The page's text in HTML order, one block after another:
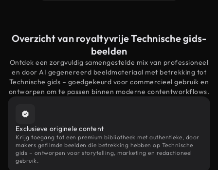
Overzicht van royaltyvrije Technische gids-
beelden
Ontdek een zorgvuldig samengestelde mix van professioneel
en door AI gegenereerd beeldmateriaal met betrekking tot
Technische gids – goedgekeurd voor commercieel gebruik en
ontworpen om te passen binnen moderne contentworkflows.
Exclusieve originele content
Krijg toegang tot een premium bibliotheek met authentieke, door
makers gefilmde beelden die betrekking hebben op Technische
gids – ontworpen voor storytelling, marketing en redactioneel
gebruik.